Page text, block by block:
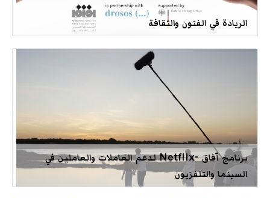
الريادة في الفنون والثقافة
برنامج آفاق -Netflix لدعم العاملات والعاملين في
السينما والتلفزيون